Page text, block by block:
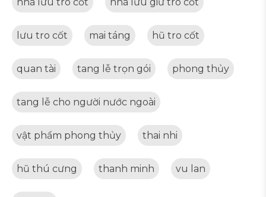
nhà lưu tro cốt nhà lưu giữ tro cốt
lưu tro cốt mai táng hũ tro cốt
quan tài tang lễ trọn gói phong thủy
tang lễ cho người nước ngoài
vật phẩm phong thủy thai nhi
hũ thú cưng thanh minh vu lan